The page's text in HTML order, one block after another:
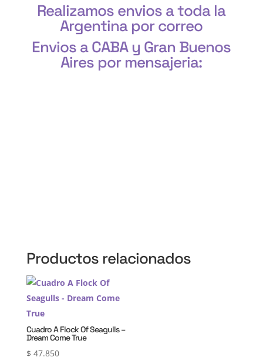
Realizamos envios a toda la
Argentina por correo
Envios a CABA y Gran Buenos
Aires por mensajeria:
Productos relacionados
Cuadro A Flock Of Seagulls –
Dream Come True
$ 47.850